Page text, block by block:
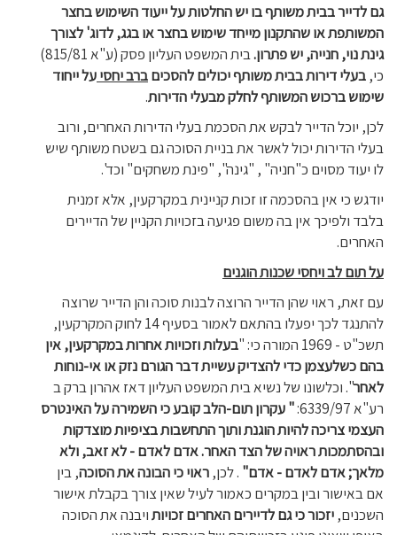
גם לדייר בבית משותף בו יש החלטות על ייעוד השימוש בחצר
המשותפת או שהתקנון מייחד שימוש בחצר או בגג, לדוג' לצורך
גינת נוי, חנייה, יש פתרון.
בית המשפט העליון פסק (ע"א 815/81)
כי, בעלי דירות בבית משותף יכולים להסכיםברב יחסיעל ייחוד
שימוש ברכוש המשותף לחלק מבעלי הדירות.
לכן, יוכל הדייר לבקש את הסכמת בעלי הדירות האחרים, ורוב
בעלי הדירות יכול לאשר את בניית הסוכה גם בשטח משותף שיש
לו יעוד מסוים כ"חניה" , "גינה", "פינת משחקים" וכד'.
יודגש כי אין בהסכמה זו זכות קניינית במקרקעין, אלא זמנית
בלבד ולפיכך אין בה משום פגיעה בזכויות הקניין של הדיירים
האחרים.
על תום לב ויחסי שכנות הוגנים
עם זאת, ראוי שהן הדייר הרוצה לבנות סוכה והן הדייר שרוצה
להתנגד לכך יפעלו בהתאם לאמור בסעיף 14 לחוק המקרקעין,
תשכ"ט - 1969 המורה כי: "
בעלות וזכויות אחרות במקרקעין, אין
בהם כשלעצמן כדי להצדיק עשיית דבר הגורם נזק או אי-נוחות
לאחר". וכלשונו של נשיא בית המשפט העליון דאז אהרון ברק ב
רע"א 6339/97:
"עקרון תום-הלב קובע כי השמירה על האינטרס
העצמי צריכה להיות הוגנת ותוך התחשבות בציפיות מוצדקות
ובהסתמכות ראויה של הצד האחר. אדם לאדם - לא זאב, ולא
מלאך; אדם לאדם - אדם" . לכן, ראוי כי הבונה את הסוכה, בין
אם באישור ובין במקרים כאמור לעיל שאין צורך בקבלת אישור
השכנים, יזכור כי גם לדיירים האחרים זכויותויבנה את הסוכה